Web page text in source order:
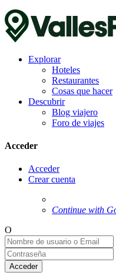
Explorar
Hoteles
Restaurantes
Cosas que hacer
Descubrir
Blog viajero
Foro de viajes
Acceder
Acceder
Crear cuenta
Continue with
O
Acceder